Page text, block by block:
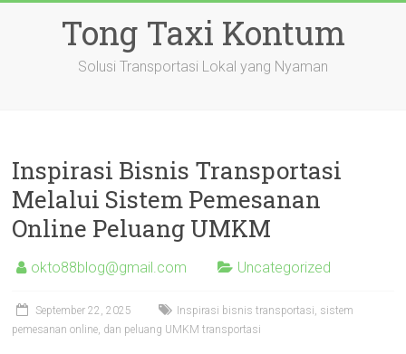
Tong Taxi Kontum
Solusi Transportasi Lokal yang Nyaman
Inspirasi Bisnis Transportasi
Melalui Sistem Pemesanan
Online Peluang UMKM
okto88blog@gmail.com Uncategorized
September 22, 2025
Inspirasi bisnis transportasi, sistem
pemesanan online, dan peluang UMKM transportasi